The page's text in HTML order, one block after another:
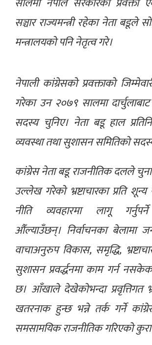
सञ्चार राज्यमन्त्री रहेका नेता बडूले
मन्त्रालयको पनि नेतृत्व गरे।
नेपाली कांग्रेसको प्रवक्ताको
गरेका उन २०७९ सालमा दार्चुलाबाट
सदस्य चुनिए। नेता बडू हाल
व्यवस्था तथा सुशासन समितिको
कांग्रेस नेता बडू राजनीतिक दलले
उल्लेख गरेको भ्रष्टाचारका प्रति
नीति व्यवहारमा लागू
औँल्याउँछन्। निर्वाचनका बेलामा
वाचाअनुरुप विकास, समृद्धि,
सुशासन प्रवर्द्धनमा काम गर्न
छ। आँखाले देखेकोभन्दा प्रवृत्तिगत
खतरनाक हुन्छ भन्ने तर्क गर्ने
समसामयिक राजनीतिक गरिएको